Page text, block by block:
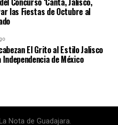
las Fiestas de Octubre al
El Grito al Estilo Jalisco
de México
Nota de Guadajara.